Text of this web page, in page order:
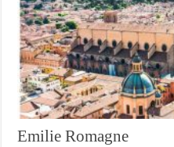
Emilie Romagne